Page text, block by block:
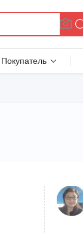
Покупатель